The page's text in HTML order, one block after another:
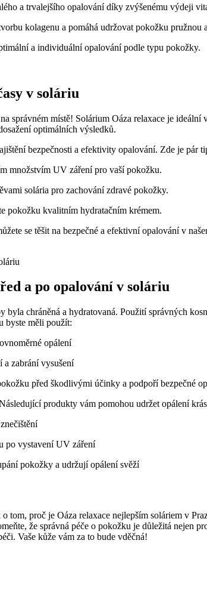
a trvalejšího ⁣opalování díky‌ zvýšenému výdeji
kolagenu a pomáhá ‌udržovat pokožku pružnou
a individuální opalování podle typu pokožky.
v soláriu
správném místě! Solárium Oáza relaxace je
optimálních‌ výsledků.
bezpečnosti a efektivity ‌opalování. Zde​ je pár
množstvím UV záření pro ‌vaší pokožku.
solária pro zachování ‍zdravé pokožky.
pokožku kvalitním hydratačním krémem.
se těšit na bezpečné ⁣a efektivní opalování v
a po opalování v soláriu
byla chráněná a hydratovaná. Použití správných
byste⁤ měli použít:
opálení
⁣zabrání vysušení
před škodlivými účinky a podpoří bezpečné
produkty vám pomohou⁤ udržet opálení
po vystavení UV záření
pokožky ‌a udržují opálení svěží
tom, proč ​je Oáza relaxace nejlepším soláriem v
že správná péče o pokožku je důležitá nejen
Vaše kůže vám za to ⁢bude vděčná!